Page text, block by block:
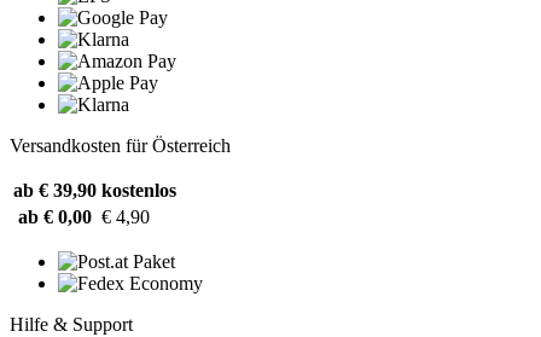
Versandkosten für Österreich
ab € 39,90 kostenlos
ab € 0,00 € 4,90
Hilfe & Support